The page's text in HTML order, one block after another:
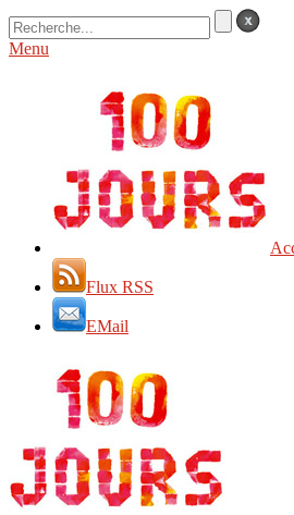
Menu
Flux RSS
EMail